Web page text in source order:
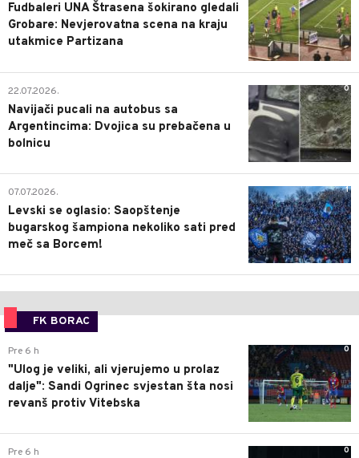
Fudbaleri UNA Štrasena šokirano gledali
Grobare: Nevjerovatna scena na kraju
utakmice Partizana
0
22.07.2026.
Navijači pucali na autobus sa
Argentincima: Dvojica su prebačena u
bolnicu
1
07.07.2026.
Levski se oglasio: Saopštenje
bugarskog šampiona nekoliko sati pred
meč sa Borcem!
FK BORAC
0
Pre 6 h
"Ulog je veliki, ali vjerujemo u prolaz
dalje": Sandi Ogrinec svjestan šta nosi
revanš protiv Vitebska
0
Pre 6 h